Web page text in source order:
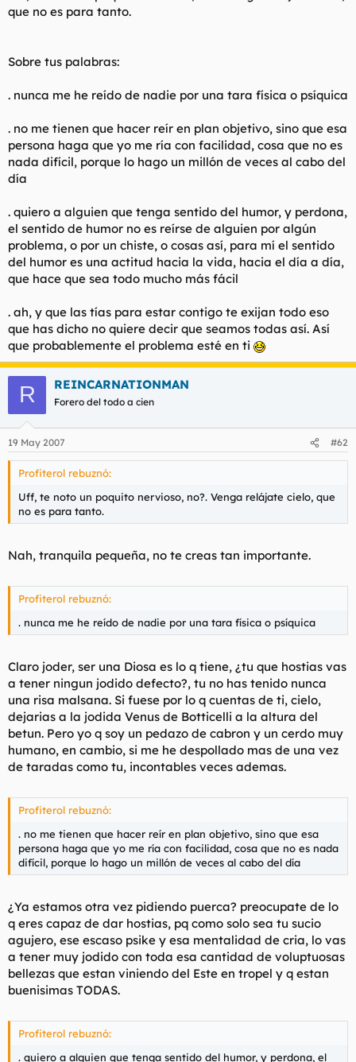
que no es para tanto.
Sobre tus palabras:
. nunca me he reído de nadie por una tara física o psíquica
. no me tienen que hacer reír en plan objetivo, sino que esa
persona haga que yo me ría con facilidad, cosa que no es
nada difícil, porque lo hago un millón de veces al cabo del
día
. quiero a alguien que tenga sentido del humor, y perdona,
el sentido de humor no es reírse de alguien por algún
problema, o por un chiste, o cosas así, para mí el sentido
del humor es una actitud hacia la vida, hacia el día a día,
que hace que sea todo mucho más fácil
. ah, y que las tías para estar contigo te exijan todo eso
que has dicho no quiere decir que seamos todas así. Así
que probablemente el problema esté en ti
R REINCARNATIONMAN
Forero del todo a cien
19 May 2007 #62
Profiterol rebuznó:
Uff, te noto un poquito nervioso, no?. Venga relájate cielo, que
no es para tanto.
Nah, tranquila pequeña, no te creas tan importante.
Profiterol rebuznó:
. nunca me he reído de nadie por una tara física o psíquica
Claro joder, ser una Diosa es lo q tiene, ¿tu que hostias vas
a tener ningun jodido defecto?, tu no has tenido nunca
una risa malsana. Si fuese por lo q cuentas de ti, cielo,
dejarias a la jodida Venus de Botticelli a la altura del
betun. Pero yo q soy un pedazo de cabron y un cerdo muy
humano, en cambio, si me he despollado mas de una vez
de taradas como tu, incontables veces ademas.
Profiterol rebuznó:
. no me tienen que hacer reír en plan objetivo, sino que esa
persona haga que yo me ría con facilidad, cosa que no es nada
difícil, porque lo hago un millón de veces al cabo del día
¿Ya estamos otra vez pidiendo puerca? preocupate de lo
q eres capaz de dar hostias, pq como solo sea tu sucio
agujero, ese escaso psike y esa mentalidad de cria, lo vas
a tener muy jodido con toda esa cantidad de voluptuosas
bellezas que estan viniendo del Este en tropel y q estan
buenisimas TODAS.
Profiterol rebuznó:
. quiero a alguien que tenga sentido del humor, y perdona, el